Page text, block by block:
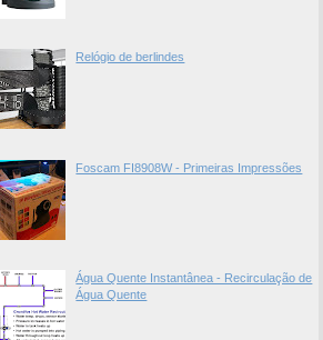
Relógio de berlindes
Foscam FI8908W - Primeiras Impressões
Água Quente Instantânea - Recirculação de
Água Quente